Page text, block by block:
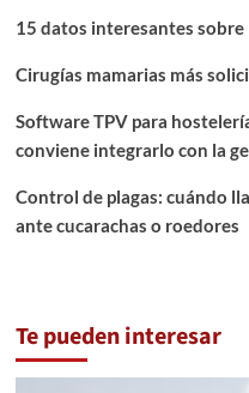
15 datos interesantes sobre
Cirugías mamarias más
Software TPV para
conviene integrarlo con la
Control de plagas: cuándo
ante cucarachas o roedores
Te pueden interesar